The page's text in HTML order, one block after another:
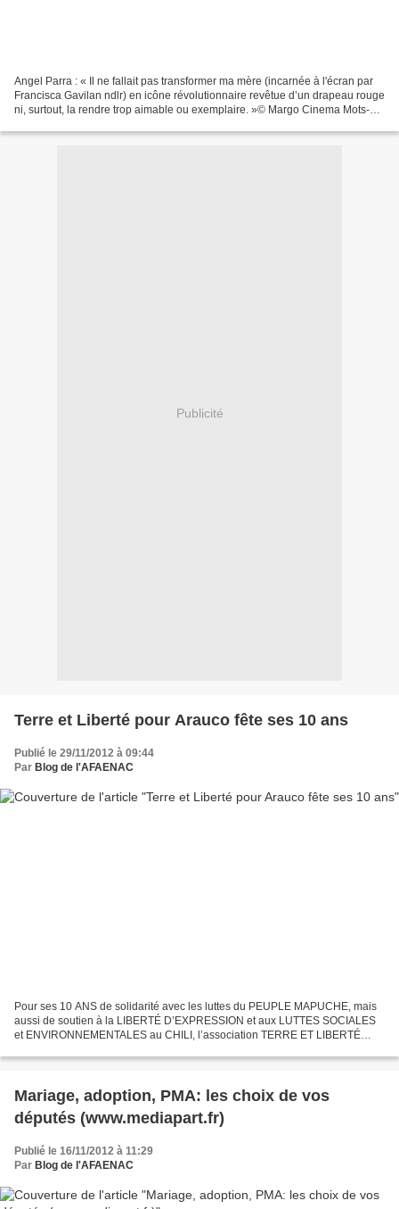
Angel Parra : « Il ne fallait pas transformer ma mère (incarnée à l'écran par
Francisca Gavilan ndlr) en icône révolutionnaire revêtue d’un drapeau rouge
ni, surtout, la rendre trop aimable ou exemplaire. »© Margo Cinema Mots-
Publicité
Terre et Liberté pour Arauco fête ses 10 ans
Publié le 29/11/2012 à 09:44
Par Blog de l'AFAENAC
Pour ses 10 ANS de solidarité avec les luttes du PEUPLE MAPUCHE, mais
aussi de soutien à la LIBERTÉ D’EXPRESSION et aux LUTTES SOCIALES
et ENVIRONNEMENTALES au CHILI, l’association TERRE ET LIBERTÉ
Mariage, adoption, PMA: les choix de vos
députés (www.mediapart.fr)
Publié le 16/11/2012 à 11:29
Par Blog de l'AFAENAC